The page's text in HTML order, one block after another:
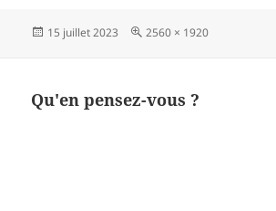
Publié
15 juillet 2023
Taille
2560 × 1920
Qu'en pensez-vous ?